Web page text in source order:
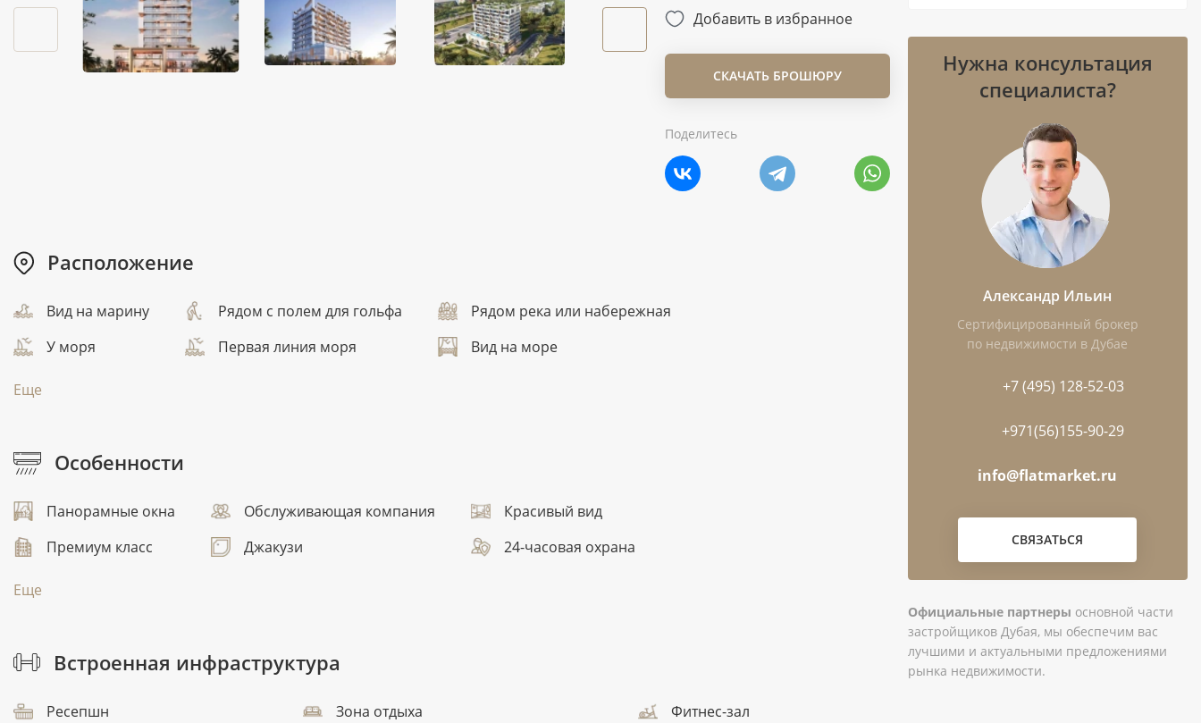
Добавить в избранное
СКАЧАТЬ БРОШЮРУ
Поделитесь
Расположение
Вид на марину Рядом с полем для гольфа
Рядом река или набережная
У моря
Первая линия моря Вид на море
Еще
Особенности
Панорамные окна Обслуживающая компания
Красивый вид
Премиум класс
Джакузи 24-часовая охрана
Еще
Встроенная инфраструктура
Ресепшн Зона отдыха
Фитнес-зал
Нужна консультация
специалиста?
Александр Ильин
Сертифицированный брокер
по недвижимости в Дубае
+7 (495) 128-52-03
+971(56)155-90-29
info@flatmarket.ru
СВЯЗАТЬСЯ
Официальные партнеры основной части
застройщиков Дубая, мы обеспечим вас
лучшими и актуальными предложениями
рынка недвижимости.